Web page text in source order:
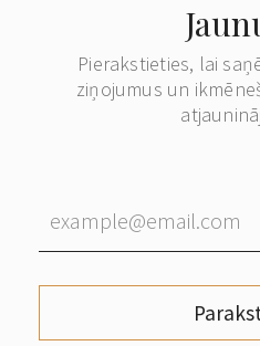
Pierakstieties, lai
ziņojumus un